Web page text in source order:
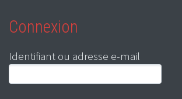
Connexion
Identifiant ou adresse e-mail